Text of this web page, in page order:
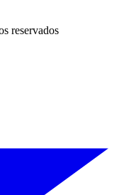
reservados